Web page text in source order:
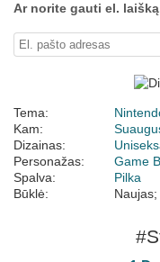
Ar norite gauti el.
Tema:
Kam:
Dizainas:
Personažas:
Game
Spalva:
Pilka
Būklė: